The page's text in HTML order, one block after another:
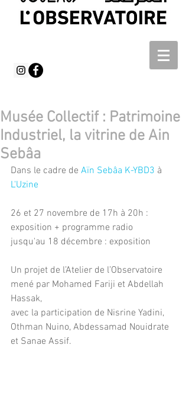
Musée Collectif : Patrimoine
Industriel, la vitrine de Ain
Sebâa
Dans le cadre de Aïn Sebâa K-YBD3 à
L'Uzine
26 et 27 novembre de 17h à 20h :
exposition + programme radio
jusqu'au 18 décembre : exposition
Un projet de l’Atelier de l’Observatoire
mené par Mohamed Fariji et Abdellah
Hassak,
avec la participation de Nisrine Yadini,
Othman Nuino, Abdessamad Nouidrate
et Sanae Assif.